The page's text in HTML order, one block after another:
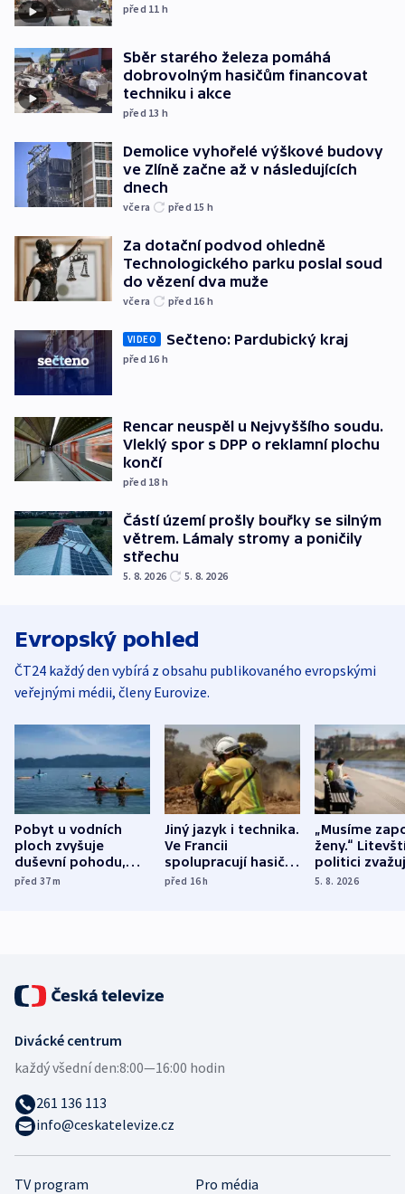
před 11 h
Sběr starého železa pomáhá
dobrovolným hasičům financovat
techniku i akce
před 13 h
Demolice vyhořelé výškové budovy
ve Zlíně začne až v následujících
dnech
včera před 15 h
Za dotační podvod ohledně
Technologického parku poslal soud
do vězení dva muže
včera před 16 h
VIDEO Sečteno: Pardubický kraj
před 16 h
Rencar neuspěl u Nejvyššího soudu.
Vleklý spor s DPP o reklamní plochu
končí
před 18 h
Částí území prošly bouřky se silným
větrem. Lámaly stromy a poničily
střechu
5. 8. 2026 5. 8. 2026
Evropský pohled
ČT24 každý den vybírá z obsahu publikovaného evropskými
veřejnými médii, členy Eurovize.
Pobyt u vodních
ploch zvyšuje
duševní pohodu,
ukázala
před 37m
Jiný jazyk i technika.
Ve Francii
spolupracují hasiči z
různých zemí
před 16h
„Musíme
ženy.“
politici
dohodu o
5. 8. 2026
TV program Pro média
Divácké centrum
každý všední den:8:00—16:00 hodin
261 136 113
info@ceskatelevize.cz